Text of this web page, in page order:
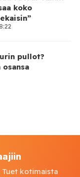
koko
pullot?
Tuet kotimaista